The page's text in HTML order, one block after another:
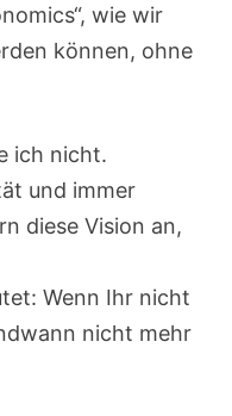
wie wir
können, ohne
ich nicht.
und immer
diese Vision an,
Wenn Ihr nicht
nicht mehr